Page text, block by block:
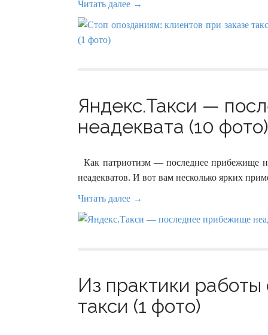
Читать далее →
Яндекс.Такси —
неадеквата (10 фото)
Как патриотизм — последнее прибежище
неадекватов. И вот вам несколько ярких
Читать далее →
Из практики
такси (1 фото)